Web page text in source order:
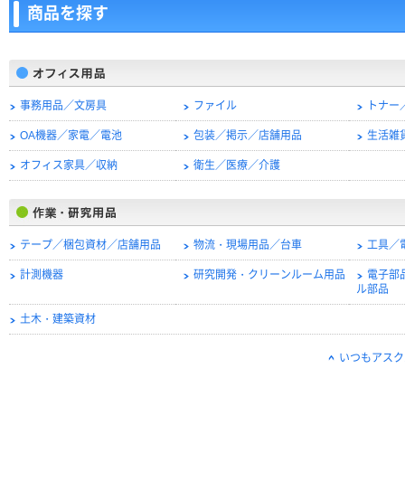
商品を探す
事務用品／文房具 ファイル トナ
OA機器／家電／電池 包装／掲示／店舗用品 生活雑
オフィス家具／収納 衛生／医療／介護
テープ／梱包資材／店舗用品 物流・現場用品／台車 工具／
計測機器 研究開発・クリーンルーム用品
電子部
ル部品
土木・建築資材
いつもアス